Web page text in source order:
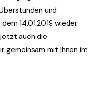
und
14.01.2019 wieder
auch die
gemeinsam mit Ihnen im